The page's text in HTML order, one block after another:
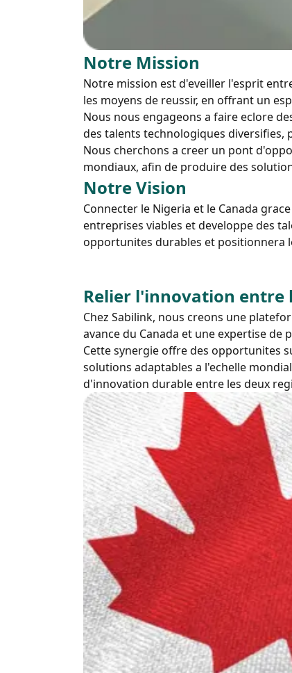
Notre Mission
Notre mission est d'eveiller l'esprit
les moyens de reussir, en offrant un
Nous nous engageons a faire eclore
des talents technologiques diversifies,
Nous cherchons a creer un pont
mondiaux, afin de produire des
Notre Vision
Connecter le Nigeria et le Canada
entreprises viables et developpe des
opportunites durables et positionnera
Relier l'innovation entre
Chez Sabilink, nous creons une
avance du Canada et une expertise de
Cette synergie offre des opportunites
solutions adaptables a l'echelle
d'innovation durable entre les deux